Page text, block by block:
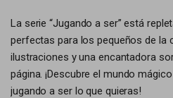
La serie “Jugando a ser” está
perfectas para los pequeños de la
ilustraciones y una encantadora
página. ¡Descubre el mundo
jugando a ser lo que quieras!